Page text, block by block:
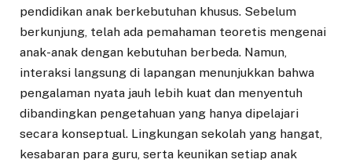
pendidikan anak berkebutuhan khusus. Sebelum
berkunjung, telah ada pemahaman teoretis mengenai
anak-anak dengan kebutuhan berbeda. Namun,
interaksi langsung di lapangan menunjukkan bahwa
pengalaman nyata jauh lebih kuat dan menyentuh
dibandingkan pengetahuan yang hanya dipelajari
secara konseptual. Lingkungan sekolah yang hangat,
kesabaran para guru, serta keunikan setiap anak